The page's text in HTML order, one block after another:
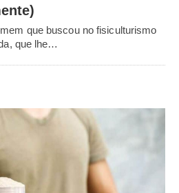
que buscou no fisiculturismo
que lhe…